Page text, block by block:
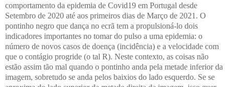
comportamento da epidemia de Covid19 em Portugal desde
Setembro de 2020 até aos primeiros dias de Março de 2021. O
pontinho negro que dança no ecrã tem a propulsioná-lo dois
indicadores importantes no tomar do pulso a uma epidemia: o
número de novos casos de doença (incidência) e a velocidade com
que o contágio progride (o tal R). Neste contexto, as coisas não
estão assim tão mal quando o pontinho anda pela metade inferior da
imagem, sobretudo se anda pelos baixios do lado esquerdo. Se se